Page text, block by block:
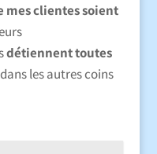
mes clientes soient
détiennent toutes
les autres coins